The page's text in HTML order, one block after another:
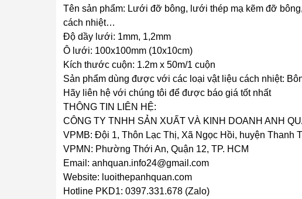
Tên sản phẩm: Lưới đỡ bông, lưới thép mạ kẽm đỡ
cách nhiệt…
Độ dầy lưới: 1mm, 1,2mm
Ô lưới: 100x100mm (10x10cm)
Kích thước cuộn: 1.2m x 50m/1 cuộn
Sản phẩm dùng được với các loại vật liệu cách nhiệt:
Hãy liên hệ với chúng tôi để được báo giá tốt nhất
THÔNG TIN LIÊN HỆ:
CÔNG TY TNHH SẢN XUẤT VÀ KINH DOANH ANH
VPMB: Đội 1, Thôn Lạc Thị, Xã Ngọc Hồi, huyện Thanh
VPMN: Phường Thới An, Quận 12, TP. HCM
Email: anhquan.info24@gmail.com
Website: luoithepanhquan.com
Hotline PKD1: 0397.331.678 (Zalo)